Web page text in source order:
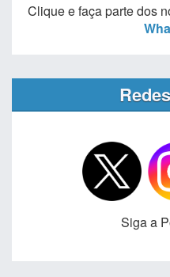
Clique e faça parte dos
Siga a